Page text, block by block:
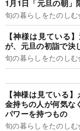
1月1日「元旦の朝」
旬の暮らしをたのしむ
【神様は見ている
が、元旦の初詣で決
旬の暮らしをたのしむ
【神様は見ている
金持ちの人が何気な
パワーを持つもの
旬の暮らしをたのしむ